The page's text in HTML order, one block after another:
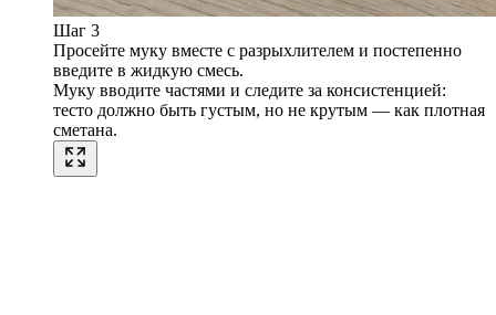
Шаг 3
Просейте муку вместе с разрыхлителем и постепенно
введите в жидкую смесь.
Муку вводите частями и следите за консистенцией:
тесто должно быть густым, но не крутым — как плотная
сметана.